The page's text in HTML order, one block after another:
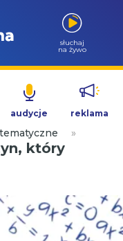
słuchaj
na żywo
audycje reklama
»
który